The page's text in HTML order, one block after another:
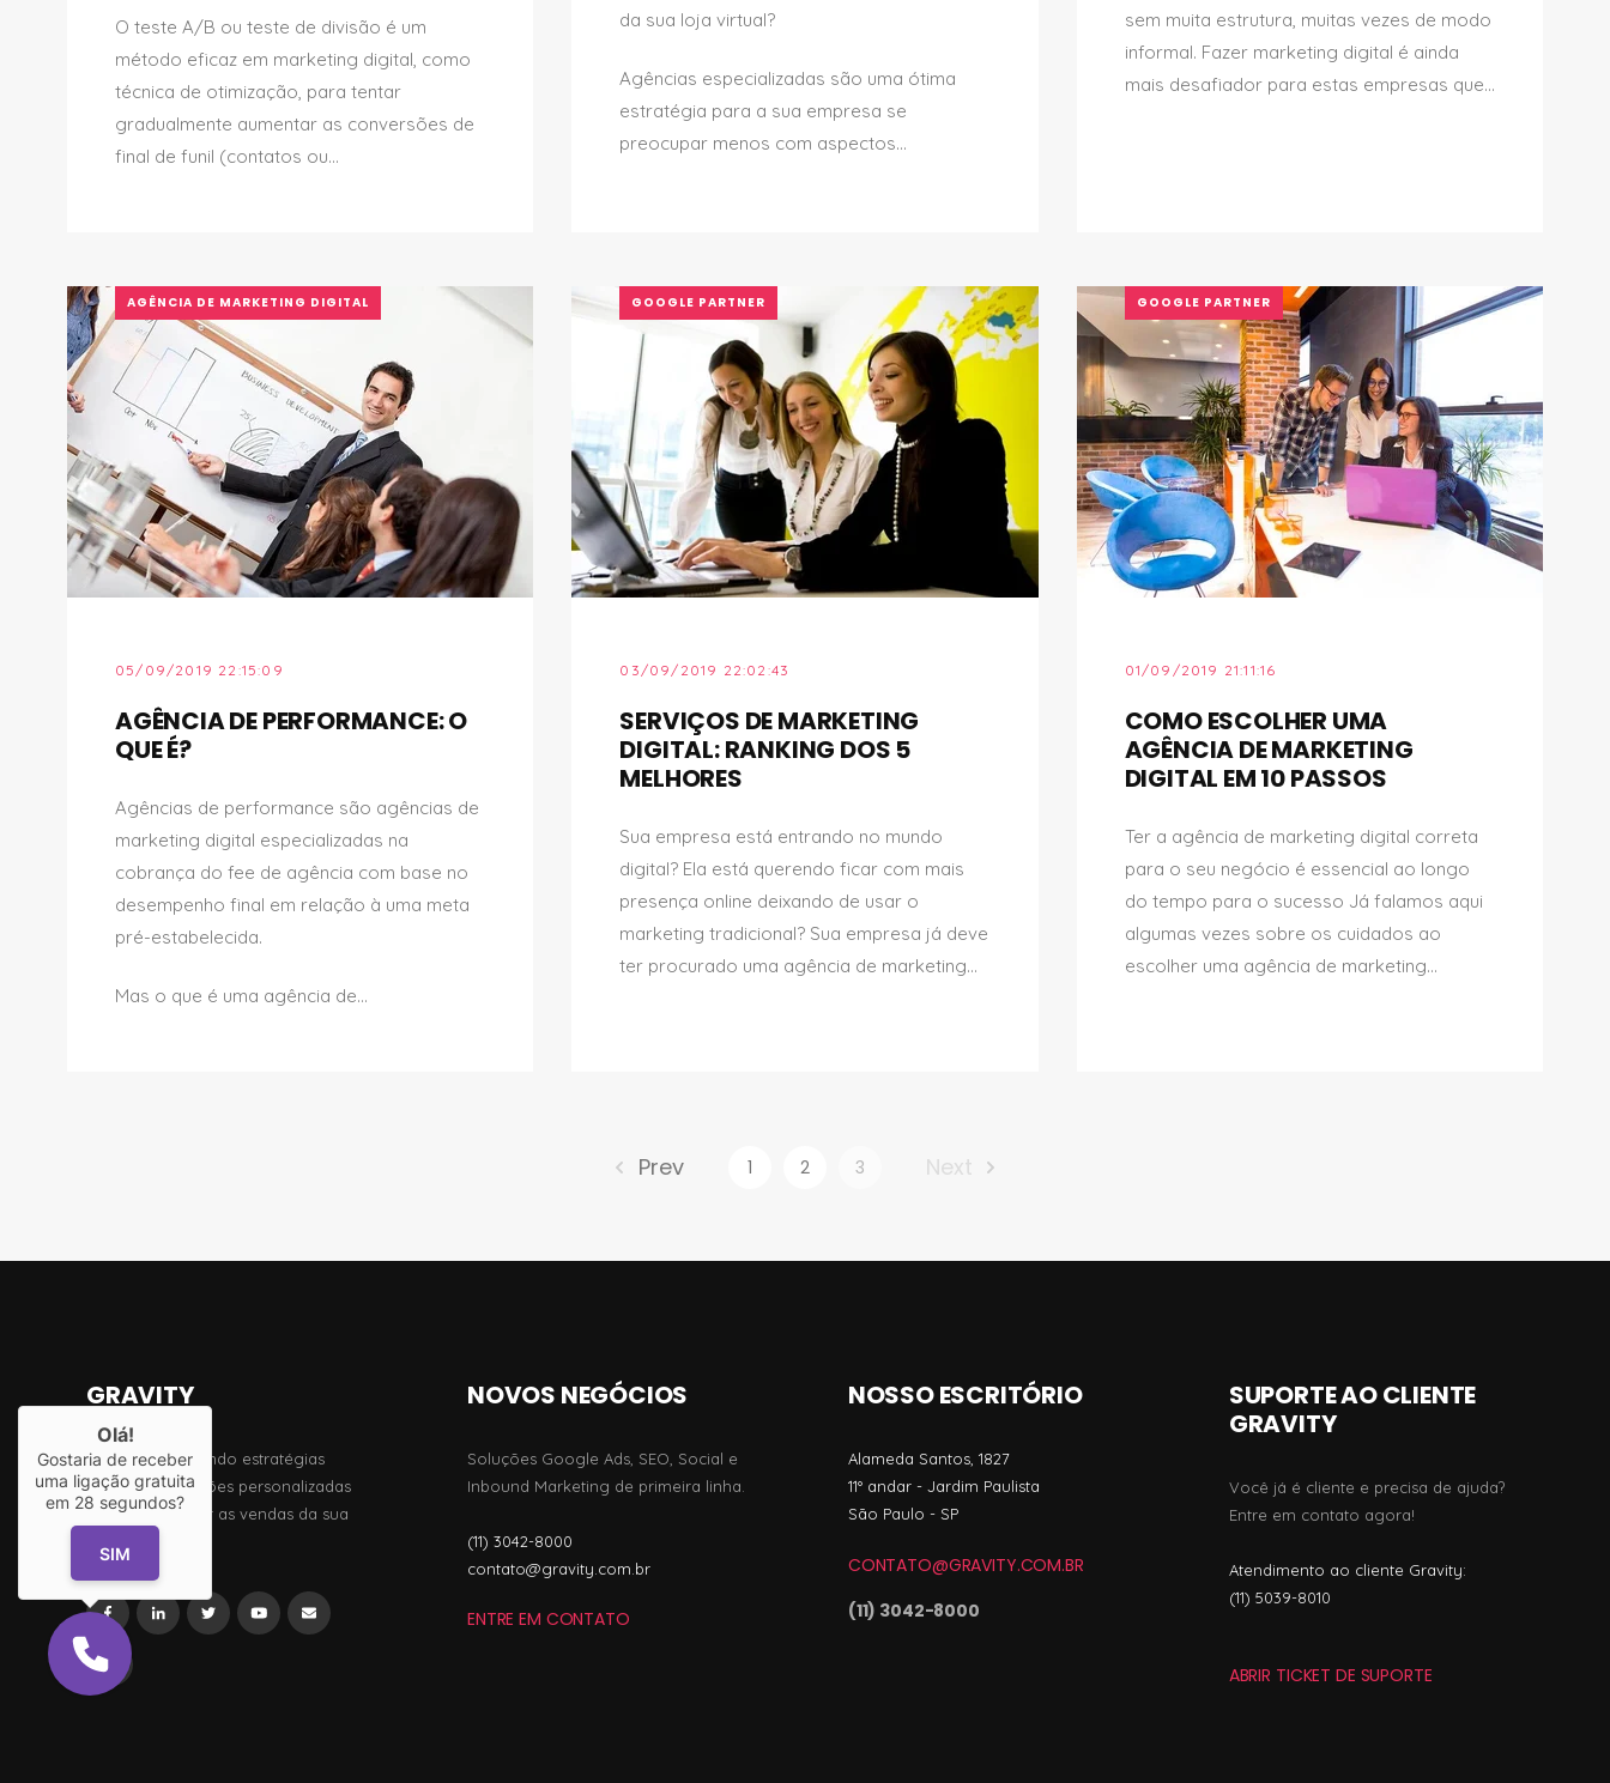
O teste A/B ou teste de divisão é um
método eficaz em marketing digital, como
técnica de otimização, para tentar
gradualmente aumentar as conversões de
final de funil (contatos ou...
da sua loja virtual?
Agências especializadas são uma ótima
estratégia para a sua empresa se
preocupar menos com aspectos...
sem muita estrutura, muitas vezes de modo
informal. Fazer marketing digital é ainda
mais desafiador para estas empresas que...
AGÊNCIA DE MARKETING DIGITAL
05/09/2019 22:15:09
AGÊNCIA DE PERFORMANCE: O
QUE É?
Agências de performance são agências de
marketing digital especializadas na
cobrança do fee de agência com base no
desempenho final em relação à uma meta
pré-estabelecida.
Mas o que é uma agência de...
GOOGLE PARTNER
03/09/2019 22:02:43
SERVIÇOS DE MARKETING
DIGITAL: RANKING DOS 5
MELHORES
Sua empresa está entrando no mundo
digital? Ela está querendo ficar com mais
presença online deixando de usar o
marketing tradicional? Sua empresa já deve
ter procurado uma agência de marketing...
GOOGLE PARTNER
01/09/2019 21:11:16
COMO ESCOLHER UMA
AGÊNCIA DE MARKETING
DIGITAL EM 10 PASSOS
Ter a agência de marketing digital correta
para o seu negócio é essencial ao longo
do tempo para o sucesso Já falamos aqui
algumas vezes sobre os cuidados ao
escolher uma agência de marketing...
Prev 1 2 3 Next
GRAVITY
19 anos oferecendo estratégias
criativas e soluções personalizadas
para impulsionar as vendas da sua
NOVOS NEGÓCIOS
Soluções Google Ads, SEO, Social e
Inbound Marketing de primeira linha.
(11) 3042-8000
contato@gravity.com.br
ENTRE EM CONTATO
NOSSO ESCRITÓRIO
Alameda Santos, 1827
11º andar - Jardim Paulista
São Paulo - SP
CONTATO@GRAVITY.COM.BR
(11) 3042-8000
SUPORTE AO CLIENTE
GRAVITY
Você já é cliente e precisa de ajuda?
Entre em contato agora!
Atendimento ao cliente Gravity:
(11) 5039-8010
ABRIR TICKET DE SUPORTE
Olá!
Gostaria de receber
uma ligação gratuita
em 28 segundos?
SIM